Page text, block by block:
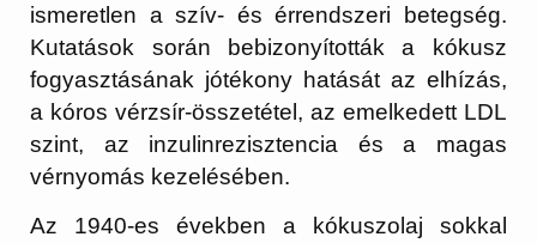
ismeretlen a szív- és érrendszeri betegség.
Kutatások során bebizonyították a kókusz
fogyasztásának jótékony hatását az elhízás,
a kóros vérzsír-összetétel, az emelkedett LDL
szint, az inzulinrezisztencia és a magas
vérnyomás kezelésében.
Az 1940-es években a kókuszolaj sokkal